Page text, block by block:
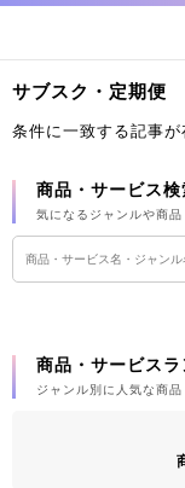
サブスク・定期便
条件に一致する記事が
商品・サービス検
気になるジャンルや商
商品・サービス
ジャンル別に人気な商